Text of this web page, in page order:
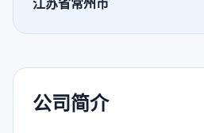
江苏省常州市
公司简介